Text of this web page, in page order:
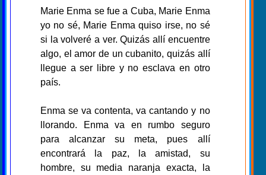
Marie Enma se fue a Cuba, Marie Enma
yo no sé, Marie Enma quiso irse, no sé
si la volveré a ver. Quizás allí encuentre
algo, el amor de un cubanito, quizás allí
llegue a ser libre y no esclava en otro
país.
Enma se va contenta, va cantando y no
llorando. Enma va en rumbo seguro
para alcanzar su meta, pues allí
encontrará la paz, la amistad, su
hombre, su media naranja exacta, la